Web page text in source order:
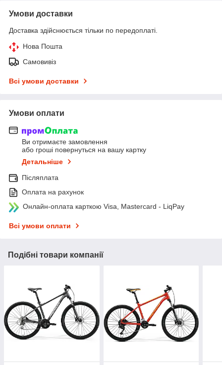
Умови доставки
Доставка здійснюється тільки по передоплаті.
Нова Пошта
Самовивіз
Всі умови доставки
Умови оплати
Ви отримаєте замовлення
або гроші повернуться на вашу картку
Детальніше
Післяплата
Оплата на рахунок
Онлайн-оплата карткою Visa, Mastercard - LiqPay
Всі умови оплати
Подібні товари компанії